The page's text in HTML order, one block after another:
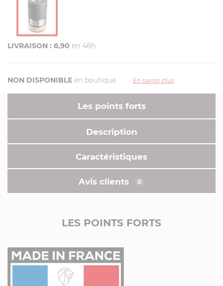
LIVRAISON : 6,90 en 48h
NON DISPONIBLE en boutique En savoir plus
Les points forts
Description
Caractéristiques
Avis clients 0
LES POINTS FORTS